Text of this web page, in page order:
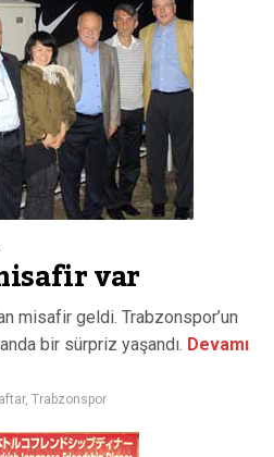
var
misafir geldi. Trabzonspor’un
bir sürpriz yaşandı. Devamı
, Trabzonspor